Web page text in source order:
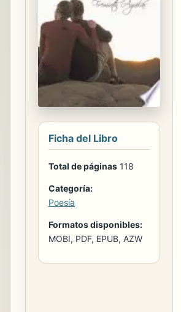
Ficha del Libro
Total de páginas 118
Categoría:
Poesía
Formatos disponibles:
MOBI, PDF, EPUB, AZW